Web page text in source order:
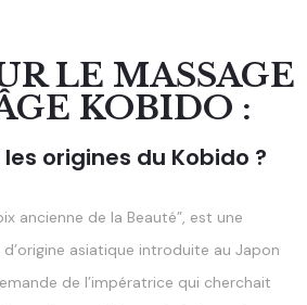
LE MASSAGE
KOBIDO :
origines du Kobido ?
ancienne de la Beauté”, est une
asiatique introduite au Japon
de l’impératrice qui cherchait